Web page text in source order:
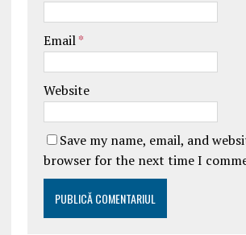
Email*
Website
Save my name, email, and
browser for the next time I